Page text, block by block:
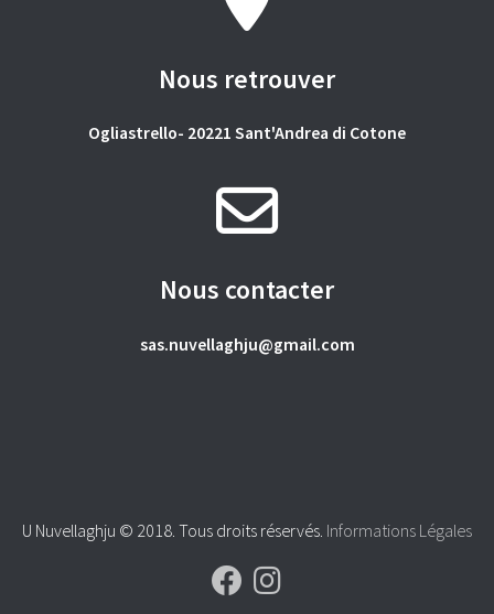
Nous retrouver
Ogliastrello- 20221 Sant'Andrea di Cotone
Nous contacter
sas.nuvellaghju@gmail.com
U Nuvellaghju © 2018. Tous droits réservés. Informations Légales